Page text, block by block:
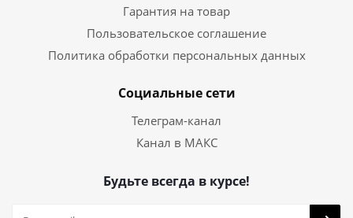
Гарантия на товар
Пользовательское соглашение
Политика обработки персональных данных
Социальные сети
Телеграм-канал
Канал в МАКС
Будьте всегда в курсе!